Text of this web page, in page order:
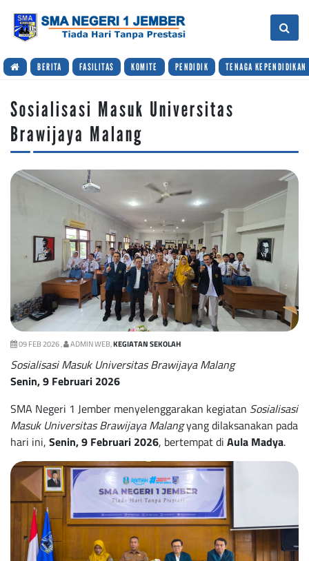
BERITA FASILITAS KOMITE PENDIDIK TENAGA KEPENDIDIKAN
Sosialisasi Masuk Universitas
Brawijaya Malang
09 FEB 2026 , ADMIN WEB,KEGIATAN SEKOLAH
Sosialisasi Masuk Universitas Brawijaya Malang
Senin, 9 Februari 2026
SMA Negeri 1 Jember menyelenggarakan kegiatan Sosialisasi
Masuk Universitas Brawijaya Malangyang dilaksanakan pada
hari ini, Senin, 9 Februari 2026, bertempat di Aula Madya.